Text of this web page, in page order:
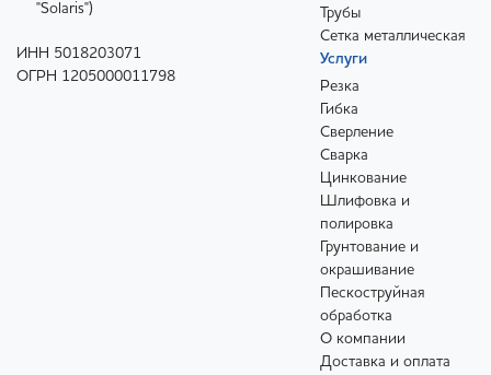
"Solaris")
ИНН 5018203071
ОГРН 1205000011798
Трубы
Сетка металлическая
Услуги
Резка
Гибка
Сверление
Сварка
Цинкование
Шлифовка и
полировка
Грунтование и
окрашивание
Пескоструйная
обработка
О компании
Доставка и оплата